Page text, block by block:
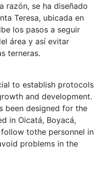
razón, se ha diseñado
Teresa, ubicada en
los pasos a seguir
área y así evitar
terneras.
to establish protocols
and development.
been designed for the
in Oicatá, Boyacá,
tothe personnel in
problems in the